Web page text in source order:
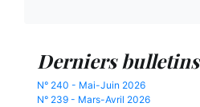
Derniers bulletins
N° 240 - Mai-Juin 2026
N° 239 - Mars-Avril 2026